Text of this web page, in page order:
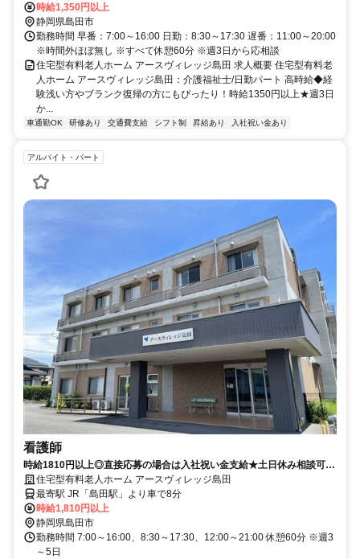
時給1,350円以上
静岡県島田市
勤務時間 早番：7:00～16:00 日勤：8:30～17:30 遅番：11:00～20:00
※時間外ほぼ無し ※すべて休憩60分 ※週3日から応相談
住宅型有料老人ホーム アースヴィレッジ島田 求人概要 住宅型有料老
人ホーム アースヴィレッジ島田：介護福祉士/日勤パート 高時給◆経
験浅い方やブランク復帰の方にもぴったり！時給1350円以上★週3日
か...
車通勤OK 研修あり 交通費支給 シフト制 昇給あり 入社祝い金あり
アルバイト・パート
看護師
時給1810円以上◎直接応募の場合は入社祝い金支給★土日休み相談可能
◇【島田市、島田駅、住宅型有料、看護師、日勤パート】※積極採用中
住宅型有料老人ホーム アースヴィレッジ島田
最寄駅 JR「島田駅」より車で8分
時給1,810円以上
静岡県島田市
勤務時間 7:00～16:00、8:30～17:30、12:00～21:00 休憩60分 ※週3
～5日